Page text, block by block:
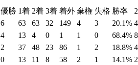
優勝 1着 2着 3着 着外 棄権 失格 勝率
6 63 63 32 149 4 3 20.1%
4 13 4 0 1 1 0 68.4%
2 37 48 23 86 1 2 18.8%
0 13 11 8 58 2 1 14.1%